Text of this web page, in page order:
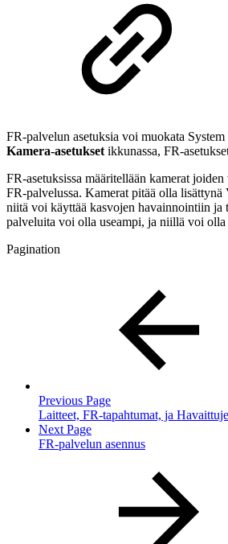
FR-palvelun asetuksia voi muokata
Kamera-asetuksetikkunassa, FR-
FR-asetuksissa määritellään kamerat
FR-palvelussa. Kamerat pitää olla
niitä voi käyttää kasvojen havainnointiin ja
palveluita voi olla useampi, ja niillä voi olla
Pagination
Previous Page
Laitteet, FR-tapahtumat, ja
Next Page
FR-palvelun asennus